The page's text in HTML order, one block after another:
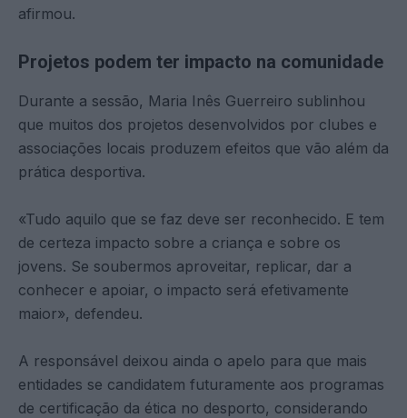
afirmou.
Projetos podem ter impacto na comunidade
Durante a sessão, Maria Inês Guerreiro sublinhou
que muitos dos projetos desenvolvidos por clubes e
associações locais produzem efeitos que vão além da
prática desportiva.
«Tudo aquilo que se faz deve ser reconhecido. E tem
de certeza impacto sobre a criança e sobre os
jovens. Se soubermos aproveitar, replicar, dar a
conhecer e apoiar, o impacto será efetivamente
maior», defendeu.
A responsável deixou ainda o apelo para que mais
entidades se candidatem futuramente aos programas
de certificação da ética no desporto, considerando